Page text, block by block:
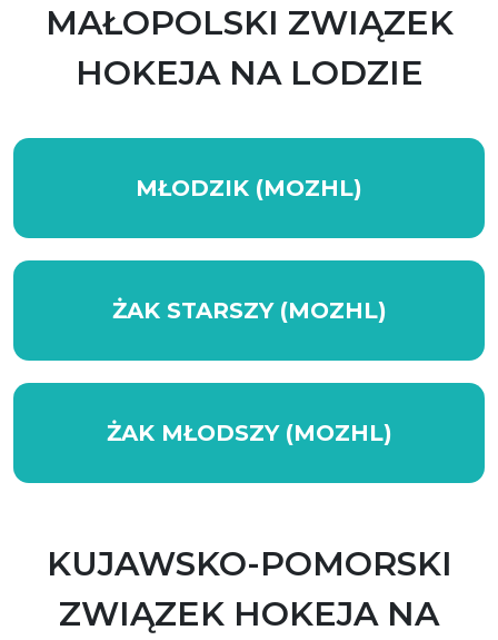
MAŁOPOLSKI ZWIĄZEK
HOKEJA NA LODZIE
MŁODZIK (MOZHL)
ŻAK STARSZY (MOZHL)
ŻAK MŁODSZY (MOZHL)
KUJAWSKO-POMORSKI
ZWIĄZEK HOKEJA NA